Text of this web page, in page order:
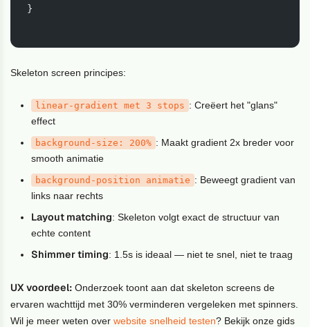
}
Skeleton screen principes:
linear-gradient met 3 stops : Creëert het "glans"
effect
background-size : 200% : Maakt gradient 2x breder voor
smooth animatie
background-position animatie : Beweegt gradient van
links naar rechts
Layout matching: Skeleton volgt exact de structuur van
echte content
Shimmer timing: 1.5s is ideaal — niet te snel, niet te traag
UX voordeel: Onderzoek toont aan dat skeleton screens de
ervaren wachttijd met 30% verminderen vergeleken met spinners.
Wil je meer weten overwebsite snelheid testen? Bekijk onze gids